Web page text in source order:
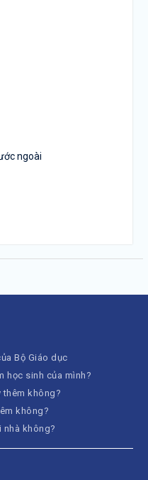
ngoài
Bộ Giáo dục
học sinh của mình?
thêm không?
không?
nhà không?